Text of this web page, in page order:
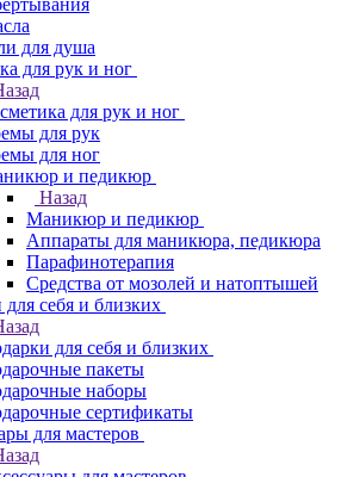
для душа
для рук и ног
для рук и ног
для рук
для ног
и педикюр
Назад
Маникюр и педикюр
Аппараты для маникюра, педикюра
Парафинотерапия
Средства от мозолей и натоптышей
себя и близких
для себя и близких
пакеты
наборы
сертификаты
для мастеров